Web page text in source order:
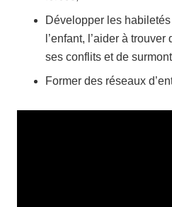
Développer les
l’enfant, l’aider à
ses conflits et de
Former des réseaux